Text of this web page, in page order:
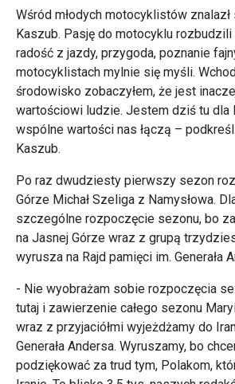
Wśród młodych motocyklistów
Kaszub. Pasję do motocyklu
radość z jazdy, przygoda, poznanie
motocyklistach mylnie się myśli.
środowisko zobaczyłem, że jest
wartościowi ludzie. Jestem dziś tu dla
wspólne wartości nas łączą –
Kaszub.
Po raz dwudziesty pierwszy sezon
Górze Michał Szeliga z Namysłowa.
szczególne rozpoczęcie sezonu, bo
na Jasnej Górze wraz z grupą
wyrusza na Rajd pamięci im. Generała
- Nie wyobrażam sobie rozpoczęcia
tutaj i zawierzenie całego sezonu
wraz z przyjaciółmi wyjeżdżamy do
Generała Andersa. Wyruszamy, bo
podziękować za trud tym, Polakom,